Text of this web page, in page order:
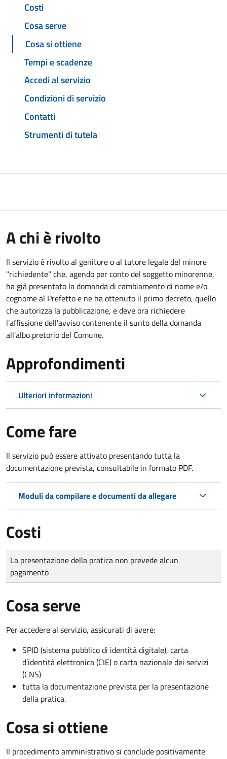
Costi
Cosa serve
Cosa si ottiene
Tempi e scadenze
Accedi al servizio
Condizioni di servizio
Contatti
Strumenti di tutela
A chi è rivolto
Il servizio è rivolto al genitore o al tutore legale del minore
"richiedente" che, agendo per conto del soggetto minorenne,
ha già presentato la domanda di cambiamento di nome e/o
cognome al Prefetto e ne ha ottenuto il primo decreto, quello
che autorizza la pubblicazione, e deve ora richiedere
l'affissione dell'avviso contenente il sunto della domanda
all'albo pretorio del Comune.
Approfondimenti
Ulteriori informazioni
Come fare
Il servizio può essere attivato presentando tutta la
documentazione prevista, consultabile in formato PDF.
Moduli da compilare e documenti da allegare
Costi
Tipo di pagamento
Importo
La presentazione della pratica non prevede alcun
pagamento
Cosa serve
Per accedere al servizio, assicurati di avere:
SPID (sistema pubblico di identità digitale), carta
d’identità elettronica (CIE) o carta nazionale dei servizi
(CNS)
tutta la documentazione prevista per la presentazione
della pratica.
Cosa si ottiene
Il procedimento amministrativo si conclude positivamente